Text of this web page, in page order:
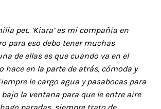
pet. ‘Kiara’ es mi compañía en
para eso debo tener muchas
de ellas es que cuando va en el
hace en la parte de atrás, cómoda y
le cargo agua y pasabocas para
la ventana para que le entre aire